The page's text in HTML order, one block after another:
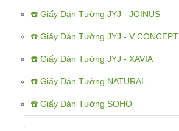
☎️ Giấy Dán Tường JYJ - JOINUS
☎️ Giấy Dán Tường JYJ - V CONCEPT
☎️ Giấy Dán Tường JYJ - XAVIA
☎️ Giấy Dán Tường NATURAL
☎️ Giấy Dán Tường SOHO